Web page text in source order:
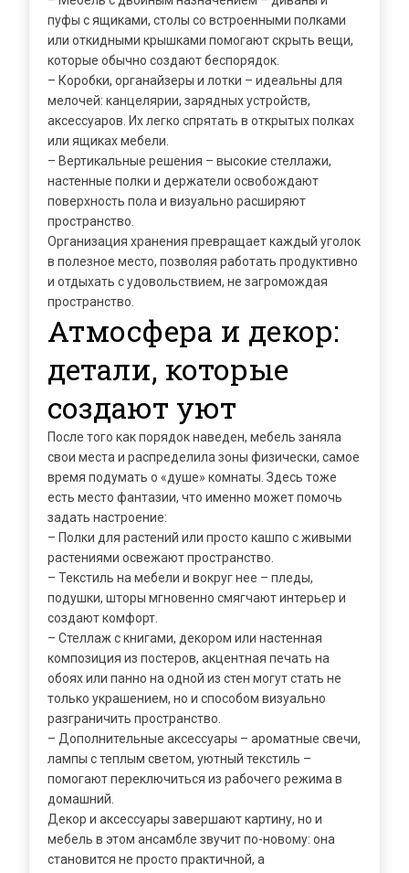
пуфы с ящиками, столы со встроенными полками
или откидными крышками помогают скрыть вещи,
которые обычно создают беспорядок.
– Коробки, органайзеры и лотки – идеальны для
мелочей: канцелярии, зарядных устройств,
аксессуаров. Их легко спрятать в открытых полках
или ящиках мебели.
– Вертикальные решения – высокие стеллажи,
настенные полки и держатели освобождают
поверхность пола и визуально расширяют
пространство.
Организация хранения превращает каждый уголок
в полезное место, позволяя работать продуктивно
и отдыхать с удовольствием, не загромождая
пространство.
Атмосфера и декор:
детали, которые
создают уют
После того как порядок наведен, мебель заняла
свои места и распределила зоны физически, самое
время подумать о «душе» комнаты. Здесь тоже
есть место фантазии, что именно может помочь
задать настроение:
– Полки для растений или просто кашпо с живыми
растениями освежают пространство.
– Текстиль на мебели и вокруг нее – пледы,
подушки, шторы мгновенно смягчают интерьер и
создают комфорт.
– Стеллаж с книгами, декором или настенная
композиция из постеров, акцентная печать на
обоях или панно на одной из стен могут стать не
только украшением, но и способом визуально
разграничить пространство.
– Дополнительные аксессуары – ароматные свечи,
лампы с теплым светом, уютный текстиль –
помогают переключиться из рабочего режима в
домашний.
Декор и аксессуары завершают картину, но и
мебель в этом ансамбле звучит по-новому: она
становится не просто практичной, а